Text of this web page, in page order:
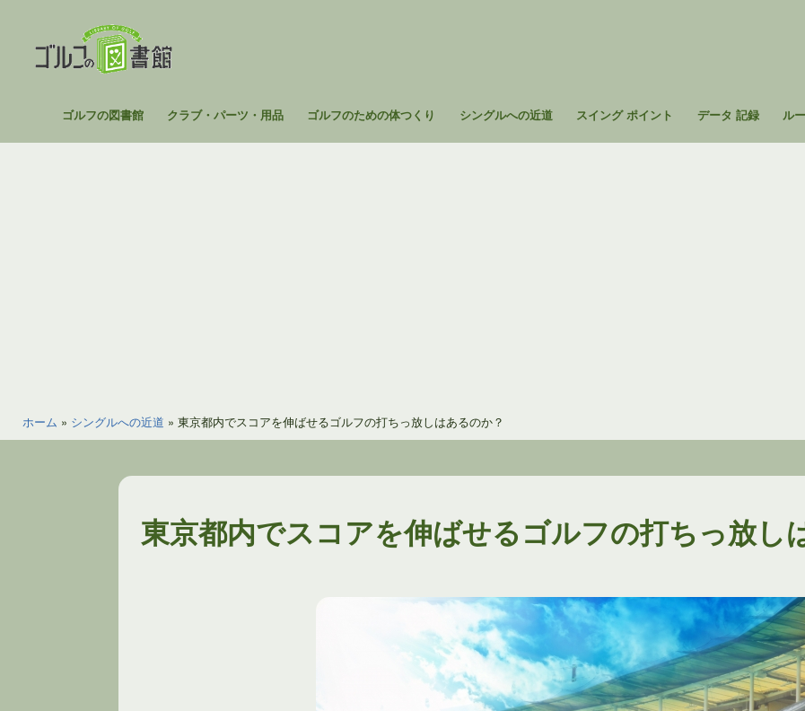
ゴルフの図書館 クラブ・パーツ・用品 ゴルフのための体つくり シングルへの近道 スイング ポイント データ 記録 ル
ホーム » シングルへの近道 » 東京都内でスコアを伸ばせるゴルフの打ちっ放しはあるのか？
東京都内でスコアを伸ばせるゴルフの打ちっ放し